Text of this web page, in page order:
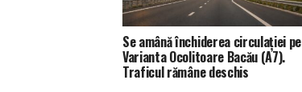
Se amână închiderea circulației pe
Varianta Ocolitoare Bacău (A7).
Traficul rămâne deschis